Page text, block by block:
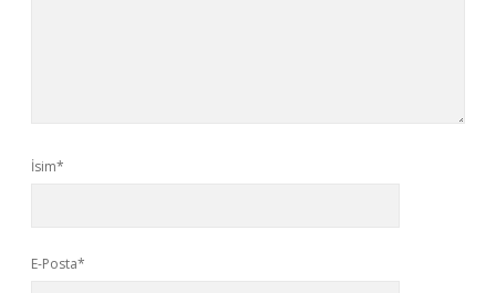
İsim*
E-Posta*